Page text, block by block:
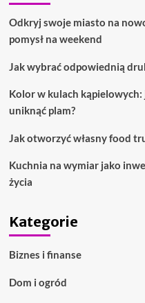
Odkryj swoje miasto na
pomysł na weekend
Jak wybrać odpowiednią
Kolor w kulach
uniknąć plam?
Jak otworzyć własny food
Kuchnia na wymiar jako
życia
Kategorie
Biznes i finanse
Dom i ogród